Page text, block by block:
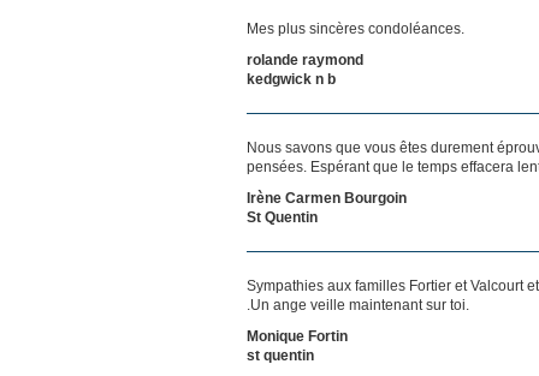
Mes plus sincères condoléances.
rolande raymond
kedgwick n b
Nous savons que vous êtes durement
pensées. Espérant que le temps effacera
Irène Carmen Bourgoin
St Quentin
Sympathies aux familles Fortier et Valcourt
.Un ange veille maintenant sur toi.
Monique Fortin
st quentin